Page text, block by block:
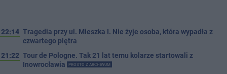
22:14 Tragedia przy ul. Mieszka I. Nie żyje osoba, która wypadła z
czwartego piętra
21:22 Tour de Pologne. Tak 21 lat temu kolarze startowali z
Inowrocławia
PROSTO Z ARCHIWUM